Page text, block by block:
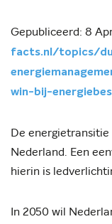
Gepubliceerd: 8
facts.nl/topics/
win-bij-
De
Nederland. Een
hierin is
In 2050 wil